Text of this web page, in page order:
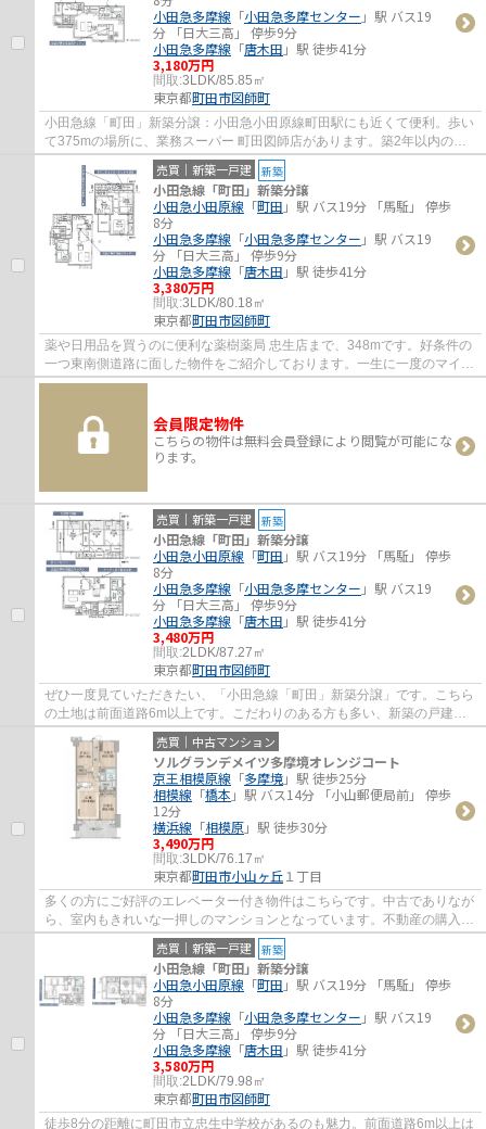
小田急多摩線 「小田急多摩センター 」駅 バス19
分 「日大三高」 停歩9分
小田急多摩線 「唐木田 」駅 徒歩41分
3,180万円
間取:3LDK/85.85㎡
東京都町田市図師町
小田急線「町田」新築分譲：小田急小田原線町田駅にも近くて便利。歩い
て375mの場所に、業務スーパー 町田図師店があります。築2年以内の物
件ですので、外観もキレイです。多くの方か...
売買｜新築一戸建 新築
小田急線「町田」新築分譲
小田急小田原線 「町田 」駅 バス19分 「馬駈」 停歩
8分
小田急多摩線 「小田急多摩センター 」駅 バス19
分 「日大三高」 停歩9分
小田急多摩線 「唐木田 」駅 徒歩41分
3,380万円
間取:3LDK/80.18㎡
東京都町田市図師町
薬や日用品を買うのに便利な薬樹薬局 忠生店まで、348mです。好条件の
一つ東南側道路に面した物件をご紹介しております。一生に一度のマイホ
ーム探しは、ぜひ新築戸建てで。不動産の購...
会員限定物件
こちらの物件は無料会員登録により閲覧が可能にな
ります。
売買｜新築一戸建 新築
小田急線「町田」新築分譲
小田急小田原線 「町田 」駅 バス19分 「馬駈」 停歩
8分
小田急多摩線 「小田急多摩センター 」駅 バス19
分 「日大三高」 停歩9分
小田急多摩線 「唐木田 」駅 徒歩41分
3,480万円
間取:2LDK/87.27㎡
東京都町田市図師町
ぜひ一度見ていただきたい、「小田急線「町田」新築分譲」です。こちら
の土地は前面道路6m以上です。こだわりのある方も多い、新築の戸建て
物件となっております。築2年以内の物件です...
売買｜中古マンション
ソルグランデメイツ多摩境オレンジコート
京王相模原線 「多摩境」駅 徒歩25分
相模線 「橋本 」駅 バス14分 「小山郵便局前」 停歩
12分
横浜線 「相模原」駅 徒歩30分
3,490万円
間取:3LDK/76.17㎡
東京都町田市小山ヶ丘１丁目
多くの方にご好評のエレベーター付き物件はこちらです。中古でありなが
ら、室内もきれいな一押しのマンションとなっています。不動産の購入を
検討しているなら、不動産会社をしっかり...
売買｜新築一戸建 新築
小田急線「町田」新築分譲
小田急小田原線 「町田 」駅 バス19分 「馬駈」 停歩
8分
小田急多摩線 「小田急多摩センター 」駅 バス19
分 「日大三高」 停歩9分
小田急多摩線 「唐木田 」駅 徒歩41分
3,580万円
間取:2LDK/79.98㎡
東京都町田市図師町
徒歩8分の距離に町田市立忠生中学校があるのも魅力。前面道路6m以上は